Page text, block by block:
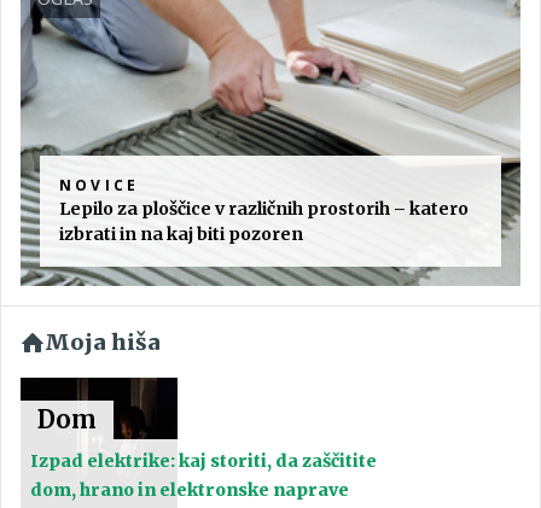
NOVICE
Lepilo za ploščice v različnih prostorih – katero
izbrati in na kaj biti pozoren
Moja hiša
Dom
Izpad elektrike: kaj storiti, da zaščitite
dom, hrano in elektronske naprave